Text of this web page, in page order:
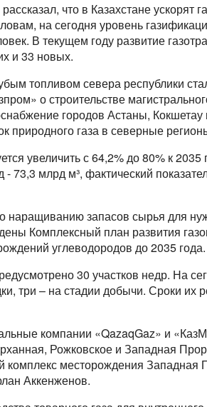
что в Казахстане ускорят
на сегодня уровень
В текущем году развитие
и 33 новых.
топливом севера республики
о строительстве
городов Астаны,
природного газа в северные
увеличить с 64,2% до 80% к 2035
73,3 млрд м³, фактический
наращиванию запасов сырья для
Комплексный план развития
углеводородов до 2035 года.
30 участков недр. На
три – на стадии добычи. Сроки
компании «QazaqGaz» и
Рожковское и Западная
комплекс месторождения
Аккенженов.